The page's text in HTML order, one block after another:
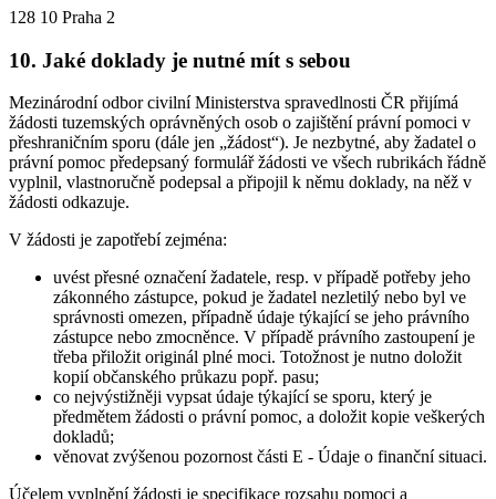
128 10 Praha 2
10. Jaké doklady je nutné mít s sebou
Mezinárodní odbor civilní Ministerstva spravedlnosti ČR přijímá
žádosti tuzemských oprávněných osob o zajištění právní pomoci v
přeshraničním sporu (dále jen „žádost“). Je nezbytné, aby žadatel o
právní pomoc předepsaný formulář žádosti ve všech rubrikách řádně
vyplnil, vlastnoručně podepsal a připojil k němu doklady, na něž v
žádosti odkazuje.
V žádosti je zapotřebí zejména:
uvést přesné označení žadatele, resp. v případě potřeby jeho
zákonného zástupce, pokud je žadatel nezletilý nebo byl ve
správnosti omezen, případně údaje týkající se jeho právního
zástupce nebo zmocněnce. V případě právního zastoupení je
třeba přiložit originál plné moci. Totožnost je nutno doložit
kopií občanského průkazu popř. pasu;
co nejvýstižněji vypsat údaje týkající se sporu, který je
předmětem žádosti o právní pomoc, a doložit kopie veškerých
dokladů;
věnovat zvýšenou pozornost části E - Údaje o finanční situaci.
Účelem vyplnění žádosti je specifikace rozsahu pomoci a